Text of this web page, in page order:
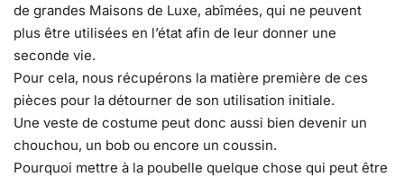
de grandes Maisons de Luxe, abîmées, qui ne peuvent
plus être utilisées en l’état afin de leur donner une
seconde vie.
Pour cela, nous récupérons la matière première de ces
pièces pour la détourner de son utilisation initiale.
Une veste de costume peut donc aussi bien devenir un
chouchou, un bob ou encore un coussin.
Pourquoi mettre à la poubelle quelque chose qui peut être